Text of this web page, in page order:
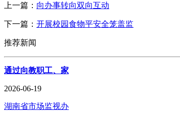
上一篇： 向办事转向双向互动
下一篇： 开展校园食物平安全笼盖监
推荐新闻
通过向教职工、家
2026-06-19
湖南省市场监视办